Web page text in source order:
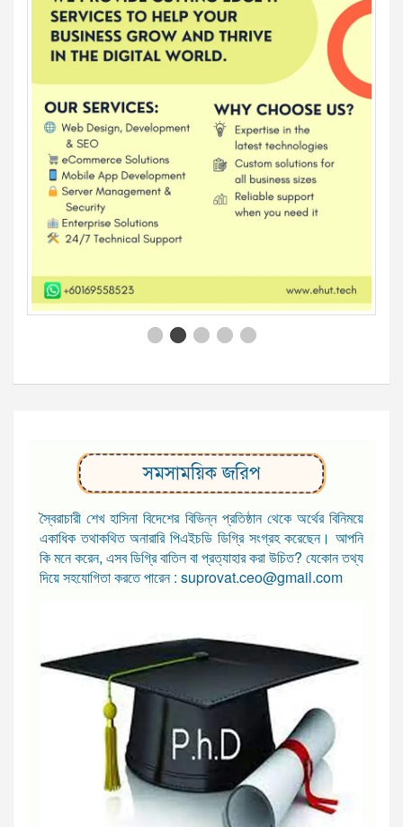
সমসাময়িক জরিপ
স্বৈরাচারী শেখ হাসিনা বিদেশের বিভিন্ন প্রতিষ্ঠান থেকে অর্থের বিনিময়ে
একাধিক তথাকথিত অনারারি পিএইচডি ডিগ্রি সংগ্রহ করেছেন। আপনি
কি মনে করেন, এসব ডিগ্রি বাতিল বা প্রত্যাহার করা উচিত? যেকোন তথ্য
দিয়ে সহযোগিতা করতে পারেন : suprovat.ceo@gmail.com